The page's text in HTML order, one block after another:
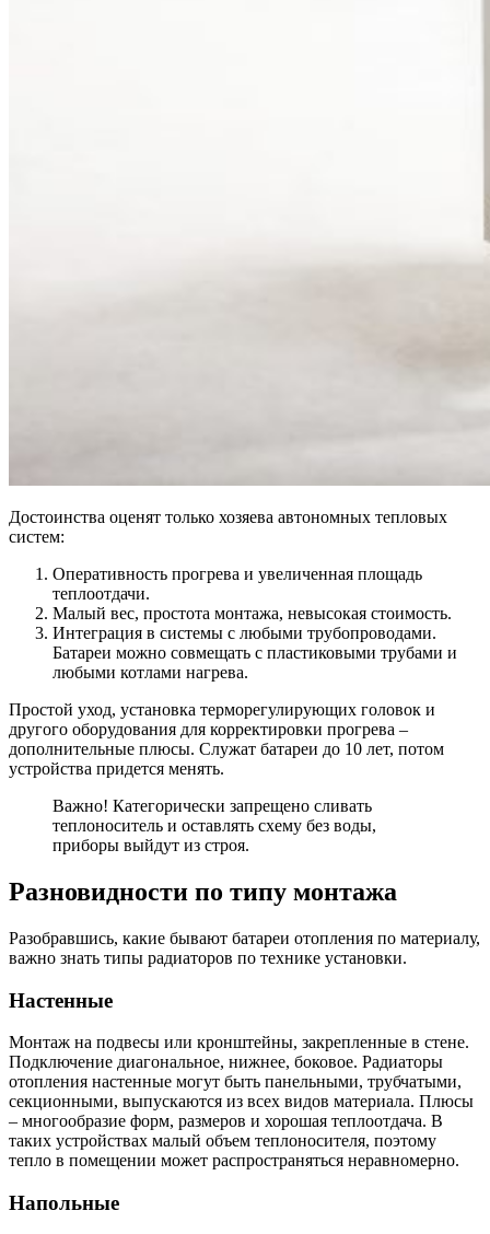
Достоинства оценят только хозяева автономных тепловых
систем:
Оперативность прогрева и увеличенная площадь
теплоотдачи.
Малый вес, простота монтажа, невысокая стоимость.
Интеграция в системы с любыми трубопроводами.
Батареи можно совмещать с пластиковыми трубами и
любыми котлами нагрева.
Простой уход, установка терморегулирующих головок и
другого оборудования для корректировки прогрева –
дополнительные плюсы. Служат батареи до 10 лет, потом
устройства придется менять.
Важно! Категорически запрещено сливать
теплоноситель и оставлять схему без воды,
приборы выйдут из строя.
Разновидности по типу монтажа
Разобравшись, какие бывают батареи отопления по материалу,
важно знать типы радиаторов по технике установки.
Настенные
Монтаж на подвесы или кронштейны, закрепленные в стене.
Подключение диагональное, нижнее, боковое. Радиаторы
отопления настенные могут быть панельными, трубчатыми,
секционными, выпускаются из всех видов материала. Плюсы
– многообразие форм, размеров и хорошая теплоотдача. В
таких устройствах малый объем теплоносителя, поэтому
тепло в помещении может распространяться неравномерно.
Напольные